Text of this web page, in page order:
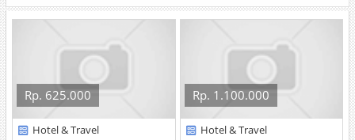
Rp. 625.000
Hotel & Travel
Rp. 1.100.000
Hotel & Travel